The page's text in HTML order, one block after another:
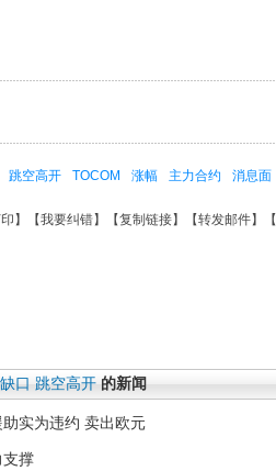
跳空高开 TOCOM 涨幅 主力合约 消息面
】【我要纠错】【复制链接】【转发邮件】【
口 跳空高开 的新闻
实为违约 卖出欧元
支撑